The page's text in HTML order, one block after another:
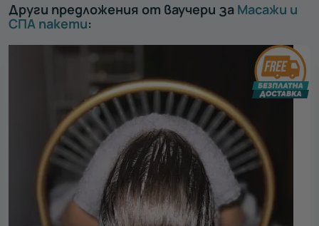
Други предложения от ваучери за Масажи и
СПА пакети: